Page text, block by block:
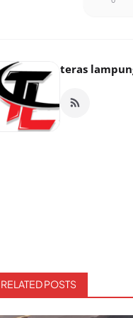
teras
RELATED POSTS